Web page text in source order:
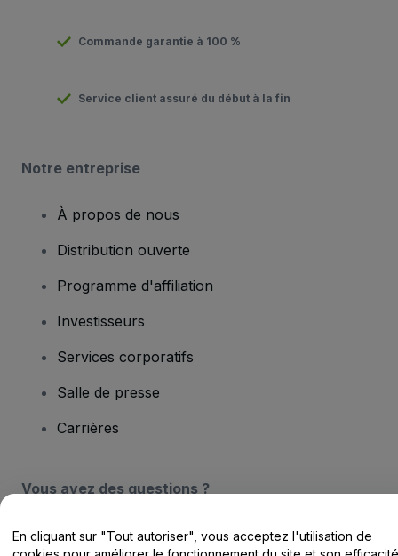
Commande garantie à 100 %
Service client assuré du début à la fin
Notre entreprise
À propos de nous
Distribution ouverte
Programme d'affiliation
Investisseurs
Services corporatifs
Salle de presse
Carrières
Vous avez des questions ?
Centre d'assistance / Nous contacter
En cliquant sur "Tout autoriser", vous acceptez l'utilisation de